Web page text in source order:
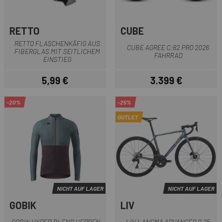
RETTO
RETTO FLASCHENKÄFIG AUS
FIBERGLAS MIT SEITLICHEM
EINSTIEG
Preis
5,99 €
CUBE
CUBE AGREE C:62 PRO 2026
FAHRRAD
Preis
3.399 €
-20%
NICHT AUF LAGER
GOBIK
-25%
OUTLET
NICHT AUF LAGER
LIV